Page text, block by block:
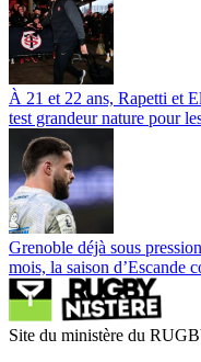
À 21 et 22 ans, Rapetti et
test grandeur nature pour
Grenoble déjà sous
mois, la saison d’Escande
Site du ministère du